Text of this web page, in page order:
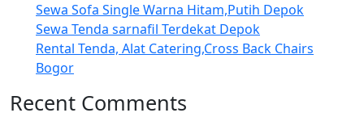
Sewa Sofa Single Warna Hitam,Putih Depok
Sewa Tenda sarnafil Terdekat Depok
Rental Tenda, Alat Catering,Cross Back Chairs
Bogor
Recent Comments